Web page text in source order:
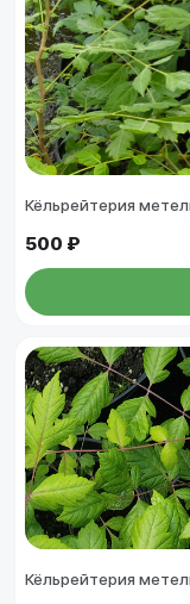
Кёльрейтерия
500 ₽
Кёльрейтерия